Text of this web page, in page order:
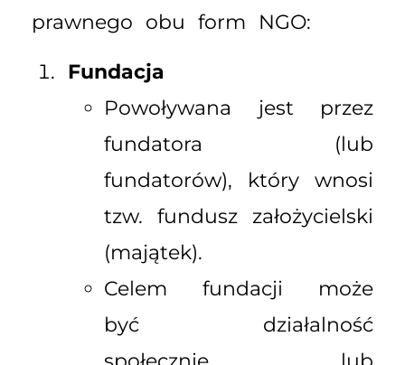
prawnego obu form NGO:
Fundacja
Powoływana jest przez
fundatora (lub
fundatorów), który wnosi
tzw. fundusz założycielski
(majątek).
Celem fundacji może
być działalność